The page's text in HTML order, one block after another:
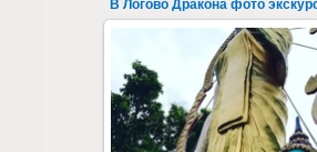
30.08.2022
"В Логово Дракона"
мистический
Паттайи на целый день -